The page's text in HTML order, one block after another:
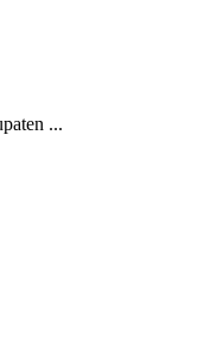
...